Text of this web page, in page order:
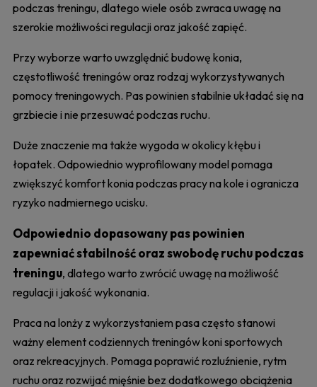
podczas treningu, dlatego wiele osób zwraca uwagę na
szerokie możliwości regulacji oraz jakość zapięć.
Przy wyborze warto uwzględnić budowę konia,
częstotliwość treningów oraz rodzaj wykorzystywanych
pomocy treningowych. Pas powinien stabilnie układać się na
grzbiecie i nie przesuwać podczas ruchu.
Duże znaczenie ma także wygoda w okolicy kłębu i
łopatek. Odpowiednio wyprofilowany model pomaga
zwiększyć komfort konia podczas pracy na kole i ogranicza
ryzyko nadmiernego ucisku.
Odpowiednio dopasowany pas powinien
zapewniać stabilność oraz swobodę ruchu podczas
treningu, dlatego warto zwrócić uwagę na możliwość
regulacji i jakość wykonania.
Praca na lonży z wykorzystaniem pasa często stanowi
ważny element codziennych treningów koni sportowych
oraz rekreacyjnych. Pomaga poprawić rozluźnienie, rytm
ruchu oraz rozwijać mięśnie bez dodatkowego obciążenia